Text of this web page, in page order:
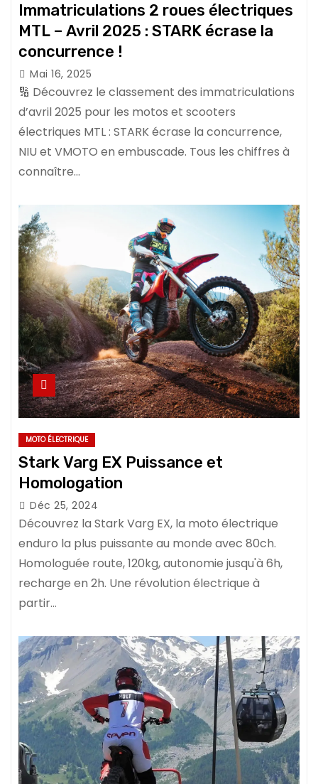
Immatriculations 2 roues électriques
MTL – Avril 2025 : STARK écrase la
concurrence !
Mai 16, 2025
🔢 Découvrez le classement des immatriculations
d’avril 2025 pour les motos et scooters
électriques MTL : STARK écrase la concurrence,
NIU et VMOTO en embuscade. Tous les chiffres à
connaître…
MOTO ÉLECTRIQUE
Stark Varg EX Puissance et
Homologation
Déc 25, 2024
Découvrez la Stark Varg EX, la moto électrique
enduro la plus puissante au monde avec 80ch.
Homologuée route, 120kg, autonomie jusqu'à 6h,
recharge en 2h. Une révolution électrique à
partir…